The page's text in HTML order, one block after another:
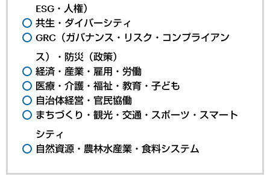
ESG・人権）
共生・ダイバーシティ
GRC（ガバナンス・リスク・コンプライアン
ス）・防災（政策）
経済・産業・雇用・労働
医療・介護・福祉・教育・子ども
自治体経営・官民協働
まちづくり・観光・交通・スポーツ・スマート
シティ
自然資源・農林水産業・食料システム